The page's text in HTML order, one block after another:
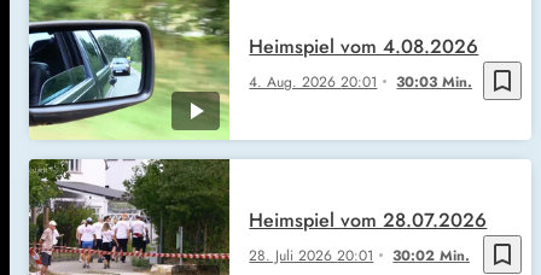
bookmark_border
4. Aug. 202620:01 30:03 Min.
Heimspiel vom 4.08.2026
bookmark_border
28. Juli 202620:01 30:02 Min.
Heimspiel vom 28.07.2026